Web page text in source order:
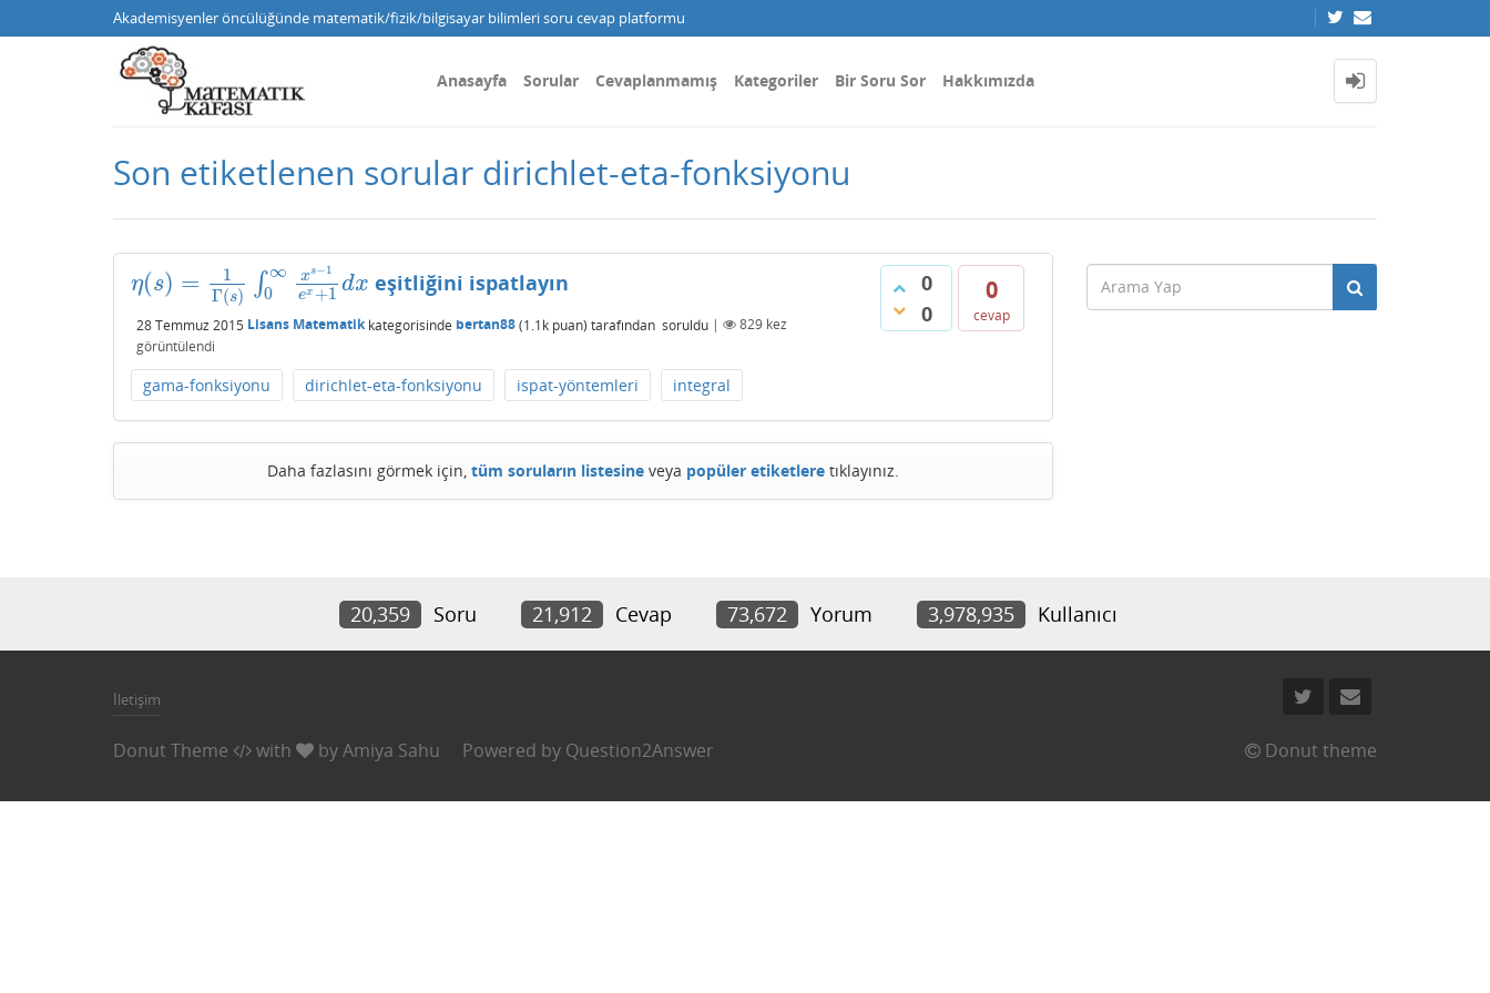
Akademisyenler öncülüğünde matematik/fizik/bilgisayar bilimleri soru cevap platformu
Anasayfa Sorular Cevaplanmamış Kategoriler Bir Soru Sor Hakkımızda
Son etiketlenen sorular dirichlet-eta-fonksiyonu
0
0
0
cevap
η(s) =
1
Γ(s) ∫ ∞
0
xs−1
ex +1 dx
η(s)= 1Γ( s)∫0∞ xs−1 ex+1dx eşitliğini ispatlayın
28 Temmuz 2015 Lisans Matematikkategorisinde bertan88(1.1k puan) tarafından soruldu | 829 kez
görüntülendi
gama-fonksiyonu dirichlet-eta-fonksiyonu ispat-yöntemleri integral
Daha fazlasını görmek için, tüm soruların listesineveya popüler etiketleretıklayınız.
20,359 Soru 21,912 Cevap 73,672 Yorum 3,978,935 Kullanıcı
İletişim
Donut Theme with byAmiya Sahu Powered by Question2Answer Donut theme